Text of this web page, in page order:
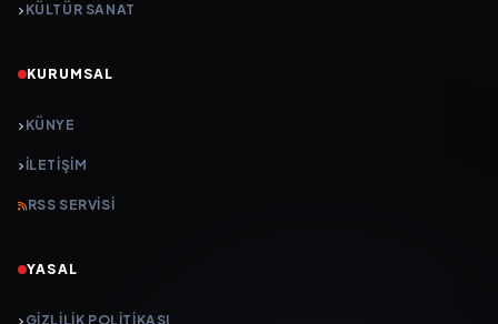
KÜLTÜR SANAT
KURUMSAL
KÜNYE
İLETIŞIM
RSS SERVISI
YASAL
GIZLILIK POLITIKASI